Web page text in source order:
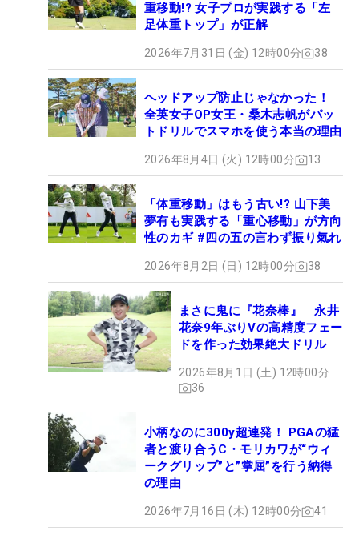
重移動!? 女子プロが実践する「左
足体重トップ」が正解
2026年7月31日 (金) 12時00分 38
ヘッドアップ防止じゃなかった！
全英女子OP女王・桑木志帆がパッ
トドリルでスマホを使う本当の理由
2026年8月4日 (火) 12時00分 13
「体重移動」はもう古い!? 山下美
夢有も実践する「重心移動」が方向
性のカギ #四の五の言わず振り氣れ
2026年8月2日 (日) 12時00分 38
まさに鬼に『花奈棒』 永井
花奈9年ぶりVの高精度フェー
ドを作った効果絶大ドリル
2026年8月1日 (土) 12時00分
36
小柄なのに300y超連発！ PGAの猛
者と渡り合うC・モリカワが“ウィ
ークグリップ”と”掌屈”を行う納得
の理由
2026年7月16日 (木) 12時00分 41